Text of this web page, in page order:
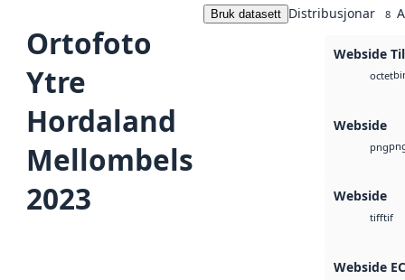
Ortofoto
Ytre
Hordaland
Mellombels
2023
Bruk datasett Distribusjonar 8
Webside
octet
Webside
png
Webside
tifftif
Webside